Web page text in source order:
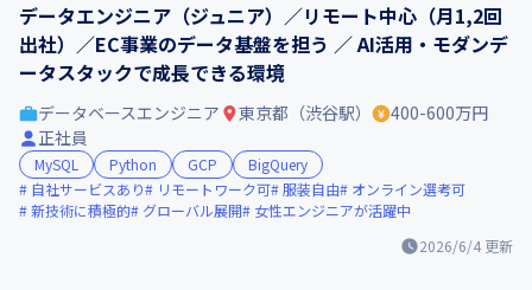
データエンジニア（ジュニア）／リモート中心（月1,2回
出社）／EC事業のデータ基盤を担う ／ AI活用・モダンデ
ータスタックで成長できる環境
2026/6/4 更新
データベースエンジニア 東京都（渋谷駅）
400-600万円
正社員
MySQL Python GCP
BigQuery
自社サービスあり
リモートワーク可 服装自由
オンライン選考可
新技術に積極的
グローバル展開 女性エンジニアが活躍中